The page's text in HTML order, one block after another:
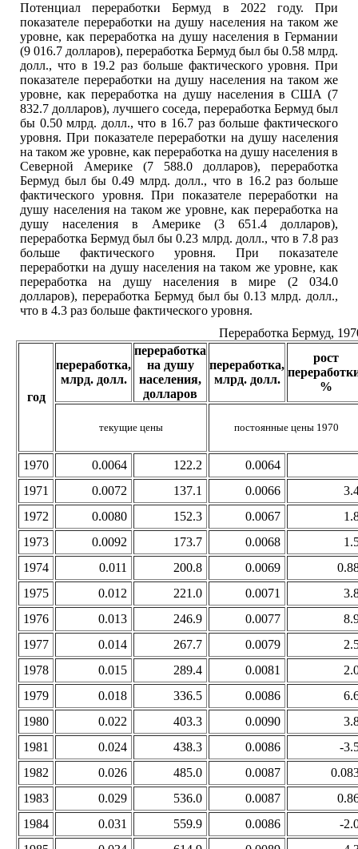
Потенциал переработки Бермуд в 2022 году. При
показателе переработки на душу населения на таком же
уровне, как переработка на душу населения в Германии
(9 016.7 долларов), переработка Бермуд был бы 0.58 млрд.
долл., что в 19.2 раз больше фактического уровня. При
показателе переработки на душу населения на таком же
уровне, как переработка на душу населения в США (7
832.7 долларов), лучшего соседа, переработка Бермуд был
бы 0.50 млрд. долл., что в 16.7 раз больше фактического
уровня. При показателе переработки на душу населения
на таком же уровне, как переработка на душу населения в
Северной Америке (7 588.0 долларов), переработка
Бермуд был бы 0.49 млрд. долл., что в 16.2 раз больше
фактического уровня. При показателе переработки на
душу населения на таком же уровне, как переработка на
душу населения в Америке (3 651.4 долларов),
переработка Бермуд был бы 0.23 млрд. долл., что в 7.8 раз
больше фактического уровня. При показателе
переработки на душу населения на таком же уровне, как
переработка на душу населения в мире (2 034.0
долларов), переработка Бермуд был бы 0.13 млрд. долл.,
что в 4.3 раз больше фактического уровня.
Переработка Бермуд,
год
переработка,
млрд. долл.
переработка
на душу
населения,
долларов
переработка,
млрд. долл.
рост
%
текущие цены постоянные цены 1970
1970 0.0064 122.2
0.0064
1971
0.0072 137.1 0.0066
1972
0.0080 152.3 0.0067
1973
0.0092 173.7 0.0068
1974
0.011 200.8 0.0069
1975
0.012 221.0 0.0071
1976
0.013 246.9 0.0077
1977
0.014 267.7 0.0079
1978
0.015 289.4 0.0081
1979
0.018 336.5 0.0086
1980
0.022 403.3 0.0090
1981
0.024 438.3 0.0086
-
1982
0.026 485.0 0.0087
1983
0.029 536.0 0.0087
1984
0.031 559.9 0.0086
-